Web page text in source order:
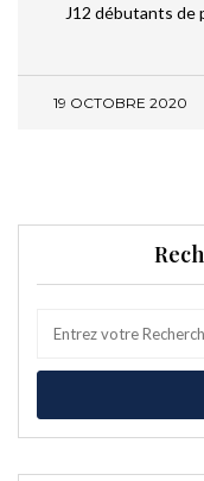
J12 débutants de
19 OCTOBRE 2020